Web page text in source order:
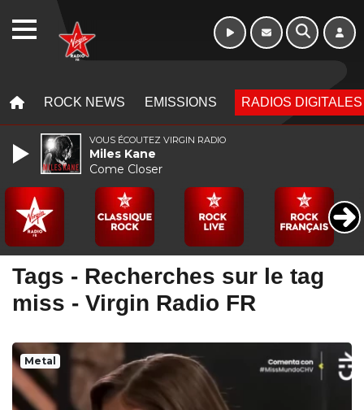
ROCK NEWS EMISSIONS RADIOS DIGITALES
Tags - Recherches sur le tag
miss - Virgin Radio FR
Metal
VOUS ÉCOUTEZ VIRGIN RADIO
Miles Kane
Come Closer
WEBRADIO Week-end de 16h
à 20h